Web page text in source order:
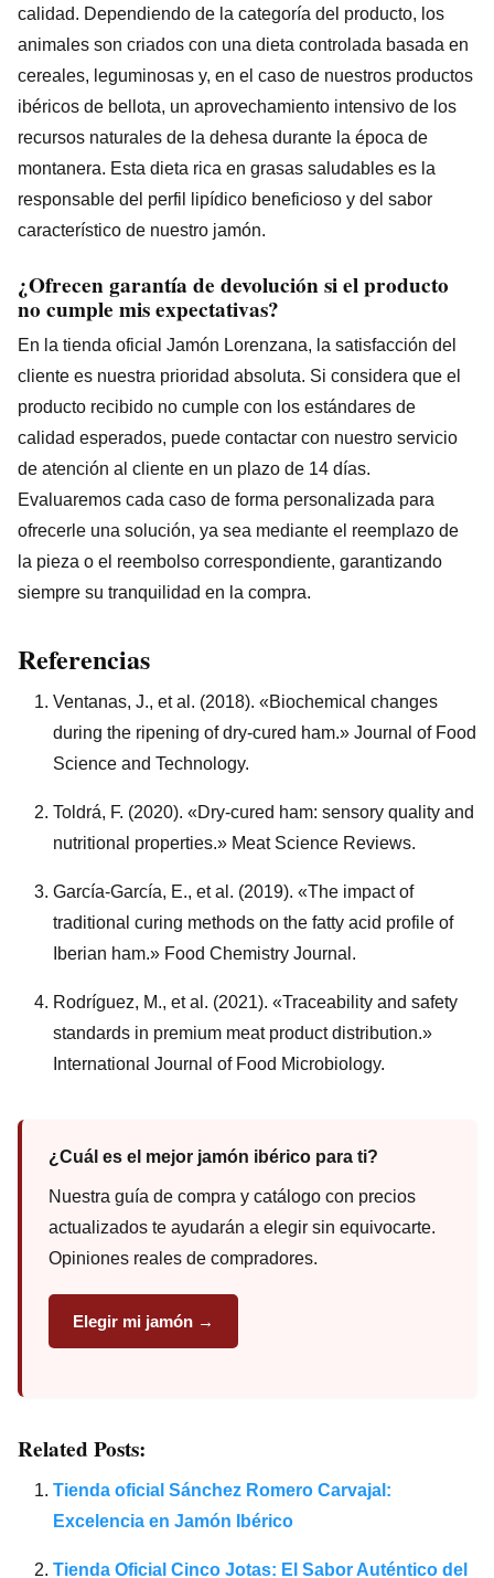
calidad. Dependiendo de la categoría del producto, los
animales son criados con una dieta controlada basada en
cereales, leguminosas y, en el caso de nuestros productos
ibéricos de bellota, un aprovechamiento intensivo de los
recursos naturales de la dehesa durante la época de
montanera. Esta dieta rica en grasas saludables es la
responsable del perfil lipídico beneficioso y del sabor
característico de nuestro jamón.
¿Ofrecen garantía de devolución si el producto
no cumple mis expectativas?
En la tienda oficial Jamón Lorenzana, la satisfacción del
cliente es nuestra prioridad absoluta. Si considera que el
producto recibido no cumple con los estándares de
calidad esperados, puede contactar con nuestro servicio
de atención al cliente en un plazo de 14 días.
Evaluaremos cada caso de forma personalizada para
ofrecerle una solución, ya sea mediante el reemplazo de
la pieza o el reembolso correspondiente, garantizando
siempre su tranquilidad en la compra.
Referencias
Ventanas, J., et al. (2018). «Biochemical changes
during the ripening of dry-cured ham.» Journal of Food
Science and Technology.
Toldrá, F. (2020). «Dry-cured ham: sensory quality and
nutritional properties.» Meat Science Reviews.
García-García, E., et al. (2019). «The impact of
traditional curing methods on the fatty acid profile of
Iberian ham.» Food Chemistry Journal.
Rodríguez, M., et al. (2021). «Traceability and safety
standards in premium meat product distribution.»
International Journal of Food Microbiology.
¿Cuál es el mejor jamón ibérico para ti?
Nuestra guía de compra y catálogo con precios
actualizados te ayudarán a elegir sin equivocarte.
Opiniones reales de compradores.
Elegir mi jamón →
Related Posts:
Tienda oficial Sánchez Romero Carvajal:
Excelencia en Jamón Ibérico
Tienda Oficial Cinco Jotas: El Sabor Auténtico del